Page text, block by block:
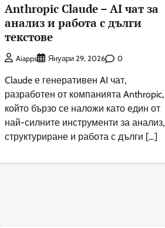
Anthropic Claude – AI чат за
анализ и работа с дълги
текстове
Aiapps Януари 29, 2026 0
Claude е генеративен AI чат,
разработен от компанията Anthropic,
който бързо се наложи като един от
най-силните инструменти за анализ,
структуриране и работа с дълги […]